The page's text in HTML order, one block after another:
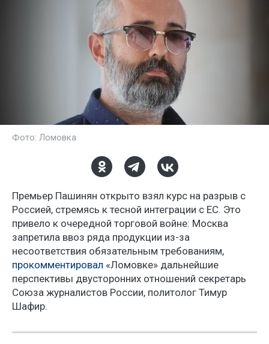
Фото: Ломовка
Премьер Пашинян открыто взял курс на разрыв с
Россией, стремясь к тесной интеграции с ЕС. Это
привело к очередной торговой войне: Москва
запретила ввоз ряда продукции из-за
несоответствия обязательным требованиям,
прокомментировал «Ломовке» дальнейшие
перспективы двусторонних отношений секретарь
Союза журналистов России, политолог Тимур
Шафир.